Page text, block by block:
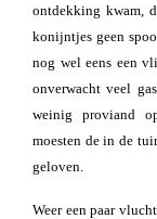
ontdekking kwam,
konijntjes geen
nog wel eens een
onverwacht veel
weinig proviand
moesten de in de
geloven.
Weer een paar